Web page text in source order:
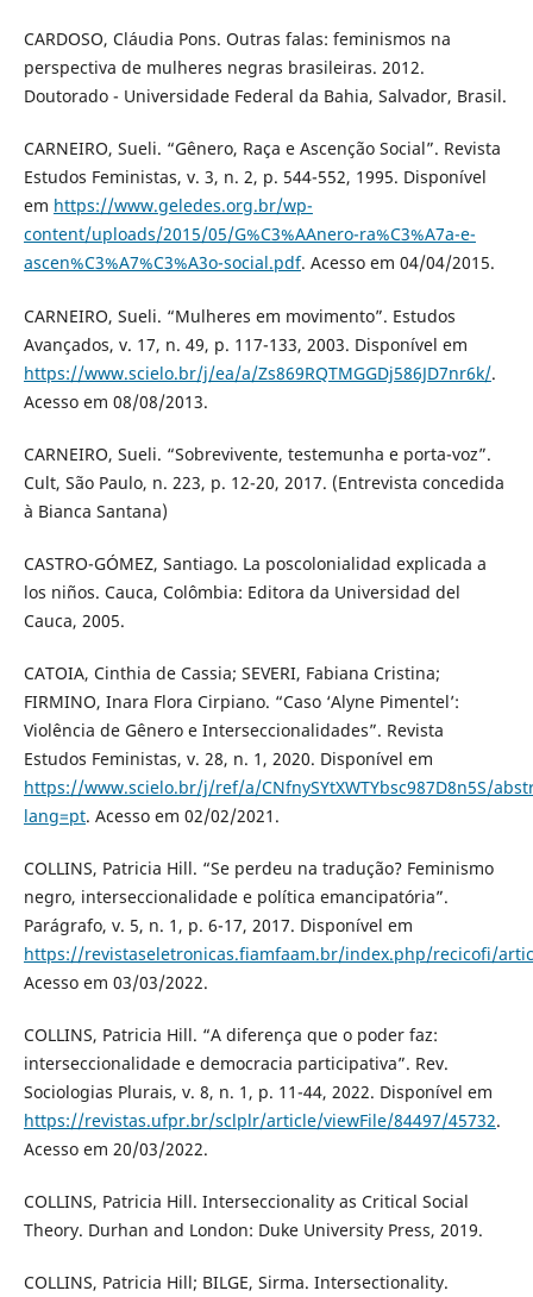
CARDOSO, Cláudia Pons. Outras falas: feminismos na
perspectiva de mulheres negras brasileiras. 2012.
Doutorado - Universidade Federal da Bahia, Salvador, Brasil.
CARNEIRO, Sueli. “Gênero, Raça e Ascenção Social”. Revista
Estudos Feministas, v. 3, n. 2, p. 544-552, 1995. Disponível
em https://www.geledes.org.br/wp-
content/uploads/2015/05/G%C3%AAnero-ra%C3%A7a-e-
ascen%C3%A7%C3%A3o-social.pdf. Acesso em 04/04/2015.
CARNEIRO, Sueli. “Mulheres em movimento”. Estudos
Avançados, v. 17, n. 49, p. 117-133, 2003. Disponível em
https://www.scielo.br/j/ea/a/Zs869RQTMGGDj586JD7nr6k/.
Acesso em 08/08/2013.
CARNEIRO, Sueli. “Sobrevivente, testemunha e porta-voz”.
Cult, São Paulo, n. 223, p. 12-20, 2017. (Entrevista concedida
à Bianca Santana)
CASTRO-GÓMEZ, Santiago. La poscolonialidad explicada a
los niños. Cauca, Colômbia: Editora da Universidad del
Cauca, 2005.
CATOIA, Cinthia de Cassia; SEVERI, Fabiana Cristina;
FIRMINO, Inara Flora Cirpiano. “Caso ‘Alyne Pimentel’:
Violência de Gênero e Interseccionalidades”. Revista
Estudos Feministas, v. 28, n. 1, 2020. Disponível em
https://www.scielo.br/j/ref/a/CNfnySYtXWTYbsc987D8n5S/
lang=pt. Acesso em 02/02/2021.
COLLINS, Patricia Hill. “Se perdeu na tradução? Feminismo
negro, interseccionalidade e política emancipatória”.
Parágrafo, v. 5, n. 1, p. 6-17, 2017. Disponível em
https://revistaseletronicas.fiamfaam.br/index.php/recicofi/
Acesso em 03/03/2022.
COLLINS, Patricia Hill. “A diferença que o poder faz:
interseccionalidade e democracia participativa”. Rev.
Sociologias Plurais, v. 8, n. 1, p. 11-44, 2022. Disponível em
https://revistas.ufpr.br/sclplr/article/viewFile/84497/45732.
Acesso em 20/03/2022.
COLLINS, Patricia Hill. Interseccionality as Critical Social
Theory. Durhan and London: Duke University Press, 2019.
COLLINS, Patricia Hill; BILGE, Sirma. Intersectionality.